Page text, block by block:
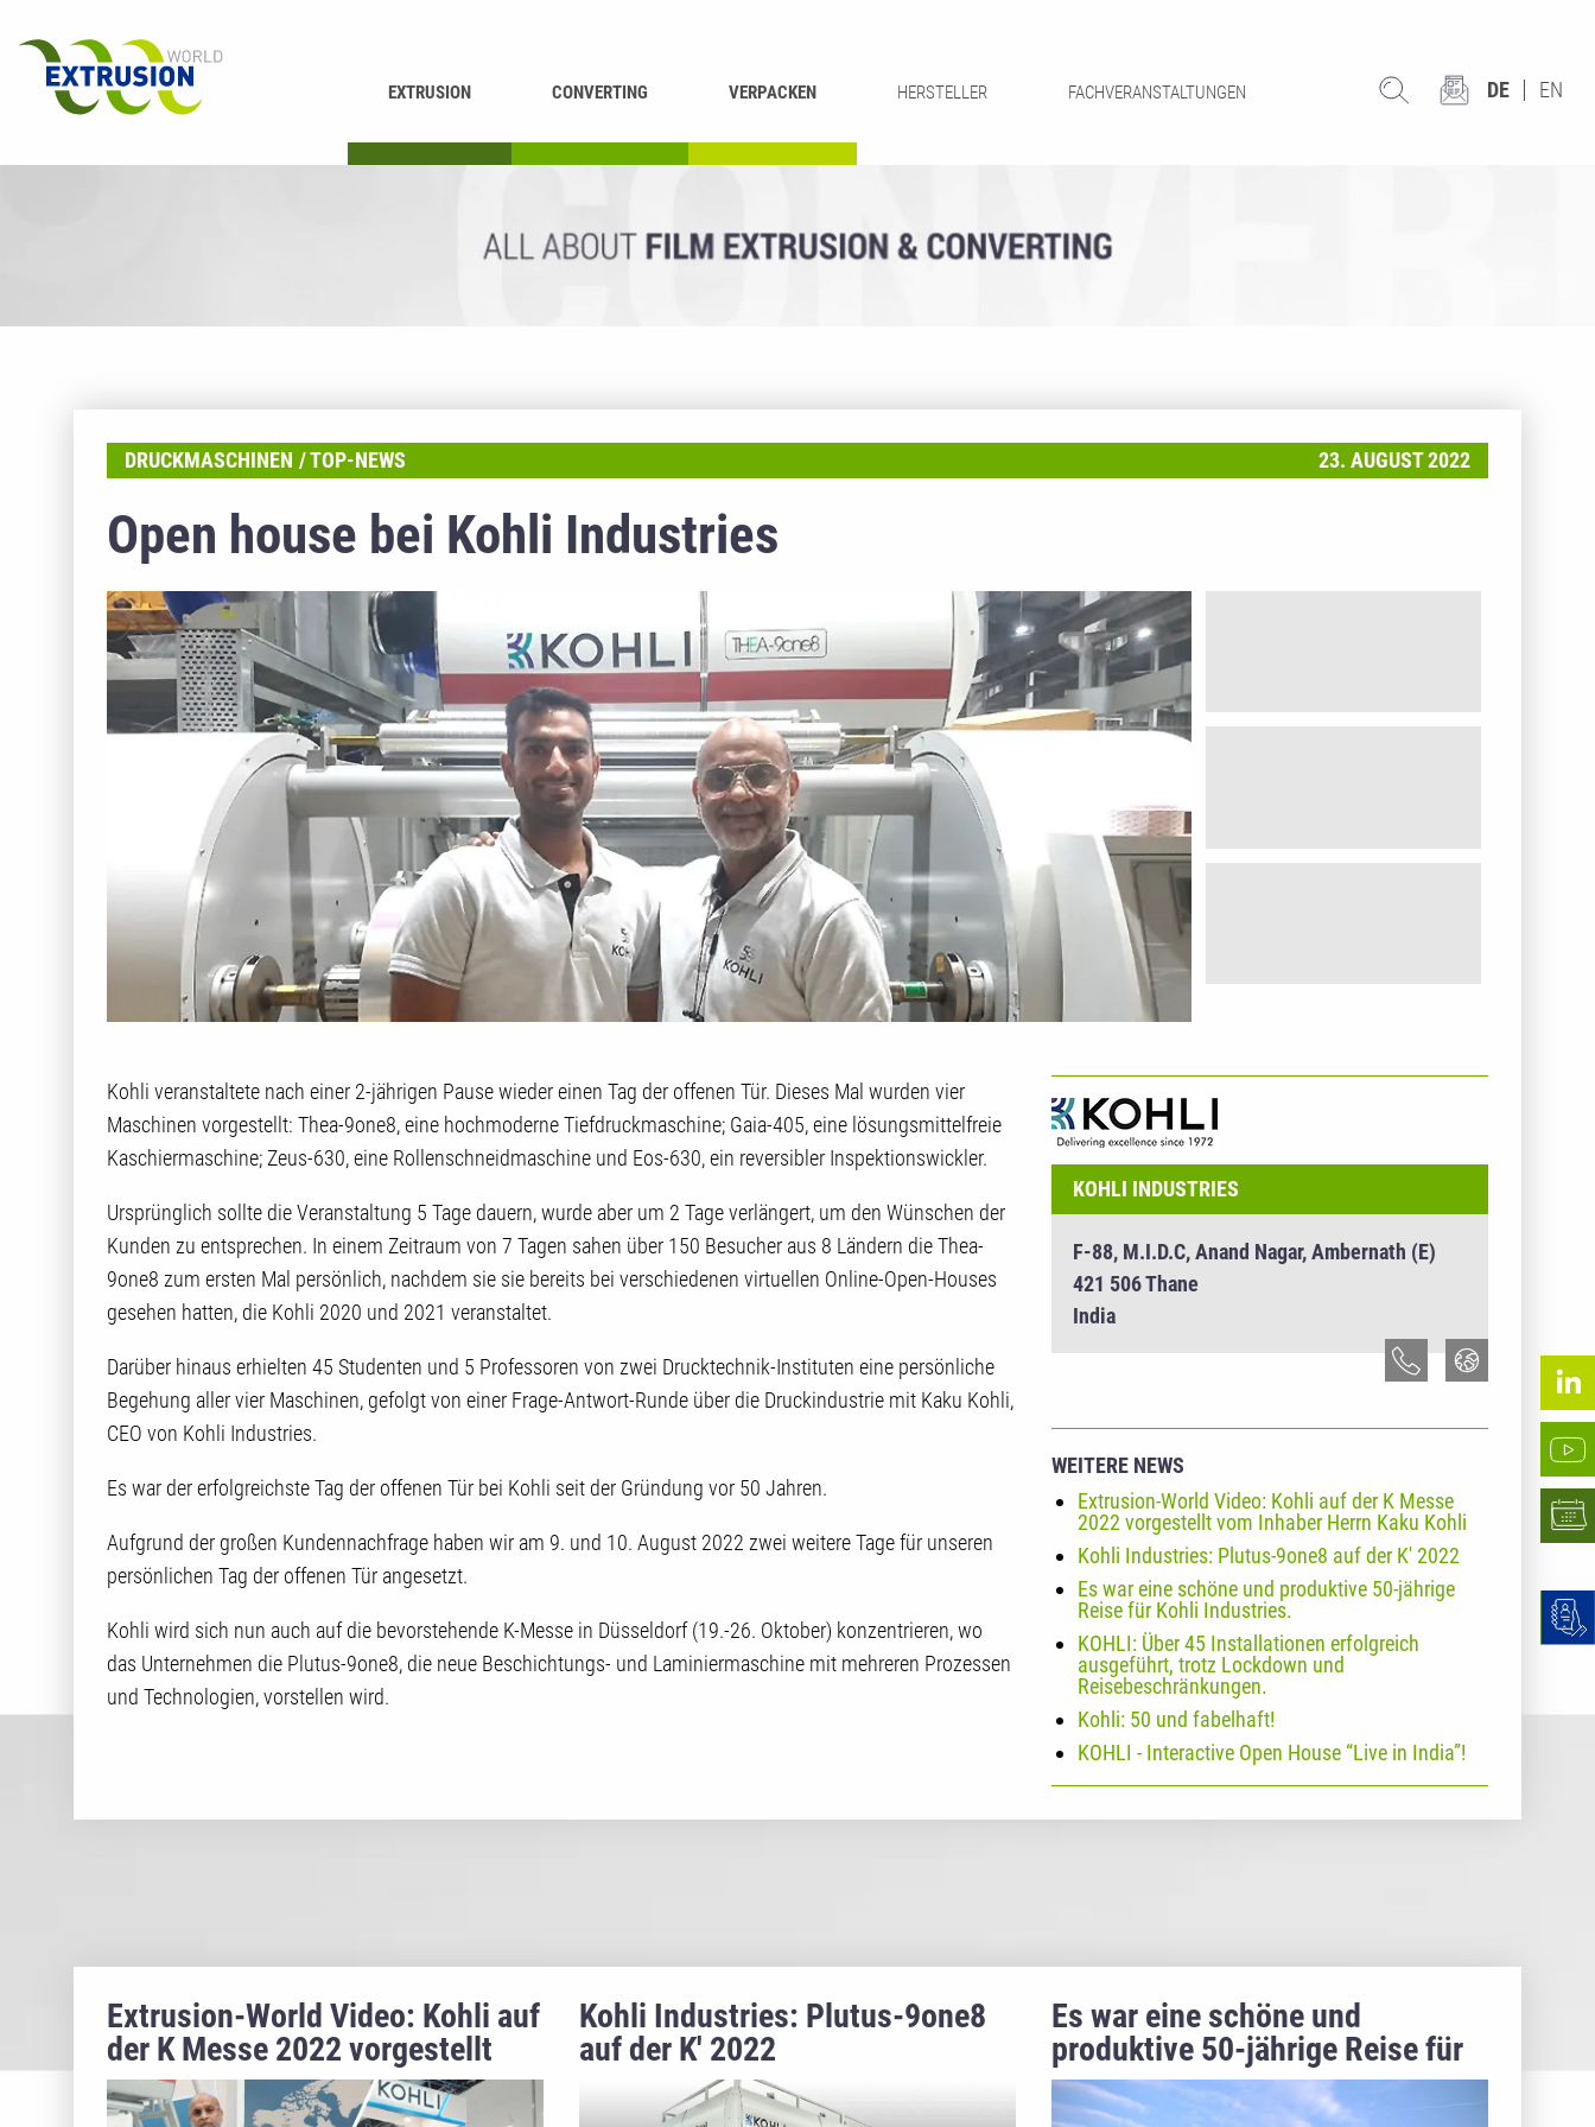
EXTRUSION CONVERTING VERPACKEN HERSTELLER FACHVERANSTALTUNGEN DE EN
DRUCKMASCHINEN TOP-NEWS 23. AUGUST 2022
Open house bei Kohli Industries
Kohli veranstaltete nach einer 2-jährigen Pause wieder einen Tag der offenen Tür. Dieses Mal wurden vier
Maschinen vorgestellt: Thea-9one8, eine hochmoderne Tiefdruckmaschine; Gaia-405, eine lösungsmittelfreie
Kaschiermaschine; Zeus-630, eine Rollenschneidmaschine und Eos-630, ein reversibler Inspektionswickler.
Ursprünglich sollte die Veranstaltung 5 Tage dauern, wurde aber um 2 Tage verlängert, um den Wünschen der
Kunden zu entsprechen. In einem Zeitraum von 7 Tagen sahen über 150 Besucher aus 8 Ländern die Thea-
9one8 zum ersten Mal persönlich, nachdem sie sie bereits bei verschiedenen virtuellen Online-Open-Houses
gesehen hatten, die Kohli 2020 und 2021 veranstaltet.
Darüber hinaus erhielten 45 Studenten und 5 Professoren von zwei Drucktechnik-Instituten eine persönliche
Begehung aller vier Maschinen, gefolgt von einer Frage-Antwort-Runde über die Druckindustrie mit Kaku Kohli,
CEO von Kohli Industries.
Es war der erfolgreichste Tag der offenen Tür bei Kohli seit der Gründung vor 50 Jahren.
Aufgrund der großen Kundennachfrage haben wir am 9. und 10. August 2022 zwei weitere Tage für unseren
persönlichen Tag der offenen Tür angesetzt.
Kohli wird sich nun auch auf die bevorstehende K-Messe in Düsseldorf (19.-26. Oktober) konzentrieren, wo
das Unternehmen die Plutus-9one8, die neue Beschichtungs- und Laminiermaschine mit mehreren Prozessen
und Technologien, vorstellen wird.
KOHLI INDUSTRIES
F-88, M.I.D.C, Anand Nagar, Ambernath (E)
421 506 Thane
India
WEITERE NEWS
Extrusion-World Video: Kohli auf der K Messe
2022 vorgestellt vom Inhaber Herrn Kaku Kohli
Kohli Industries: Plutus-9one8 auf der K' 2022
Es war eine schöne und produktive 50-jährige
Reise für Kohli Industries.
KOHLI: Über 45 Installationen erfolgreich
ausgeführt, trotz Lockdown und
Reisebeschränkungen.
Kohli: 50 und fabelhaft!
KOHLI - Interactive Open House “Live in India”!
Extrusion-World Video: Kohli auf
der K Messe 2022 vorgestellt
vom Inhaber Herrn Kaku Kohli
Kohli Industries: Plutus-9one8
auf der K' 2022
Es war eine schöne und
produktive 50-jährige Reise für
Kohli Industries.